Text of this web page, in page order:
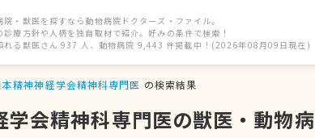
院・獣医を探すなら動物病院ドクターズ・ファイル。
診療方針や人柄を独自取材で紹介。好みの条件で検索！
れる獣医さん 937 人、動物病院 9,443 件掲載中！(2026年08月09日現在)
本精神神経学会精神科専門医 の検索結果
会精神科専門医の獣医・動物病